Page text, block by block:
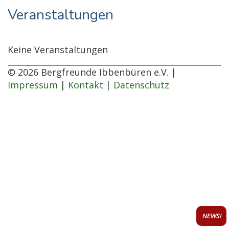
NEWS!
Veranstaltungen
Keine Veranstaltungen
© 2026 Bergfreunde Ibbenbüren e.V. |
Impressum | Kontakt | Datenschutz